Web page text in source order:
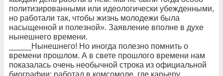
политизированными или идеологически убежденными,
но работали так, чтобы жизнь молодежи была
насыщенной и полезной». Заявление вполне в духе
нынешнего времени.
_____Нынешнего! Но иногда полезно помнить о
времени прошлом. А в свете прошлого времени нам
показалась очень необычной строка из официальной
биографии: работал в комсомоле, где карьеру